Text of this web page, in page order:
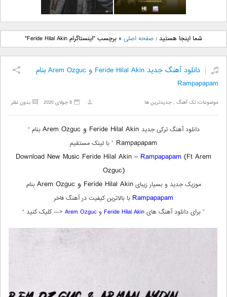
دانلود آهنگ جدید بهنام
بانی بنام قرص قمر 2
دانلود آهنگ جدید علی
یاسینی بنام دورترین نزدیک
شما اینجا هستید :صفحه اصلی »برچسب "اینستاگرام Feride Hilal Akin"
دانلود آهنگ جدید Feride Hilal Akin و Arem Ozguc بنام
Rampapapam
موضوعات:تک آهنگ ,جدیدترین ها بدون نظر 8 جولای 2020
دانلود آهنگ ترکی جدید Feride Hilal Akin و Arem Ozguc بنام “
Rampapapam ” با لینک مستقیم
Download New Music Feride Hilal Akin – Rampapapam (Ft Arem
Ozguc)
موزیک جدید و بسیار زیبایFeride Hilal Akin و Arem Ozguc بنام
Rampapapam با بالاترین کیفیت در آهنگ فاخر
” برای دانلود آهنگ هایFeride Hilal Akin وArem Ozguc <— کلیک کنید “